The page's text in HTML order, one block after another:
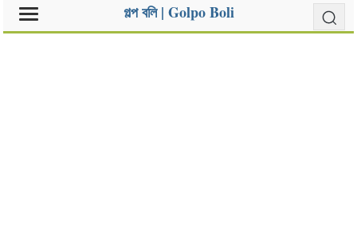
গল্প বলি | Golpo Boli